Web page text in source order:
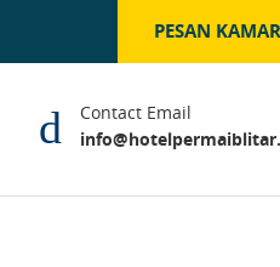
PESAN KAMAR
Contact Email